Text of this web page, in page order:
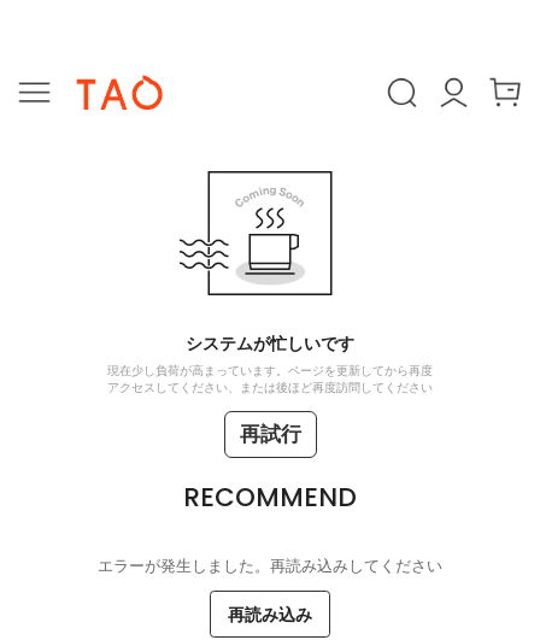
システムが忙しいです
現在少し負荷が高まっています。ページを更新してから再度
アクセスしてください、または後ほど再度訪問してください
再試行
RECOMMEND
エラーが発生しました。再読み込みしてください
再読み込み